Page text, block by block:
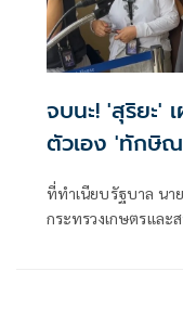
จบนะ! 'สุริยะ'
ตัวเอง 'ทักษิณ
ที่ทำเนียบรัฐบาล นา
กระทรวงเกษตรแล